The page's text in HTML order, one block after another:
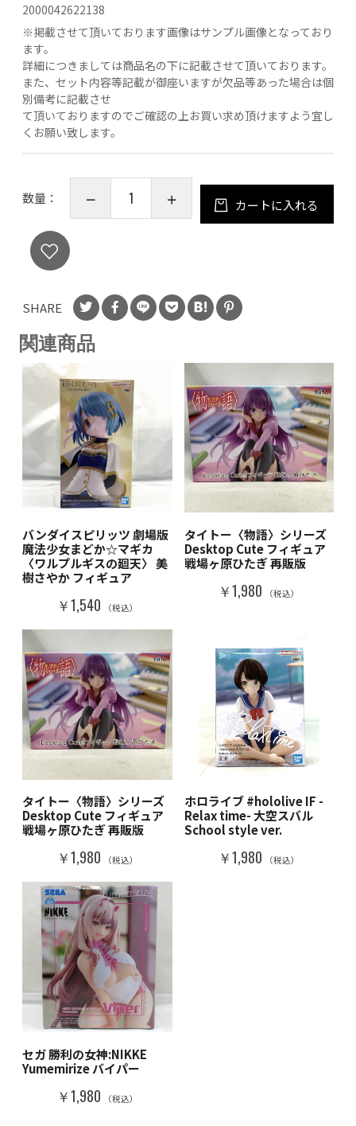
2000042622138
※掲載させて頂いております画像はサンプル画像となっており
ます。
詳細につきましては商品名の下に記載させて頂いております。
また、セット内容等記載が御座いますが欠品等あった場合は個
別備考に記載させ
て頂いておりますのでご確認の上お買い求め頂けますよう宜し
くお願い致します。
数量： カートに入れる
SHARE
関連商品
バンダイスピリッツ 劇場版
魔法少女まどか☆マギカ
〈ワルプルギスの廻天〉 美
樹さやか フィギュア
￥1,540 （税込）
タイトー〈物語〉シリーズ
Desktop Cute フィギュア
戦場ヶ原ひたぎ 再販版
￥1,980 （税込）
タイトー〈物語〉シリーズ
Desktop Cute フィギュア
戦場ヶ原ひたぎ 再販版
￥1,980 （税込）
ホロライブ #hololive IF -
Relax time- 大空スバル
School style ver.
￥1,980 （税込）
セガ 勝利の女神:NIKKE
Yumemirize バイパー
￥1,980 （税込）